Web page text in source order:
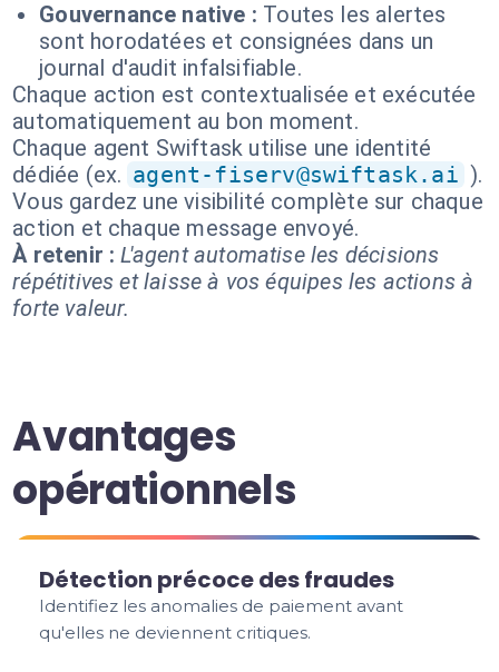
Gouvernance native : Toutes les alertes
sont horodatées et consignées dans un
journal d'audit infalsifiable.
Chaque action est contextualisée et exécutée
automatiquement au bon moment.
Chaque agent Swiftask utilise une identité
dédiée (ex. agent-fiserv@swiftask.ai ).
Vous gardez une visibilité complète sur chaque
action et chaque message envoyé.
À retenir : L'agent automatise les décisions
répétitives et laisse à vos équipes les actions à
forte valeur.
Avantages
opérationnels
Détection précoce des fraudes
Identifiez les anomalies de paiement avant
qu'elles ne deviennent critiques.